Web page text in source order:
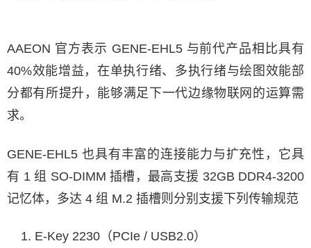
AAEON 官方表示 GENE-EHL5 与前代产品相比具有
40%效能增益，在单执行绪、多执行绪与绘图效能部
分都有所提升，能够满足下一代边缘物联网的运算需
求。
GENE-EHL5 也具有丰富的连接能力与扩充性，它具
有 1 组 SO-DIMM 插槽，最高支援 32GB DDR4-3200
记忆体，多达 4 组 M.2 插槽则分别支援下列传输规范
E-Key 2230（PCIe / USB2.0）